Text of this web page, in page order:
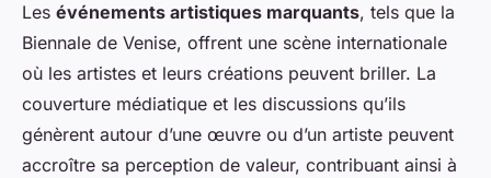
Les événements artistiques marquants, tels que la
Biennale de Venise, offrent une scène internationale
où les artistes et leurs créations peuvent briller. La
couverture médiatique et les discussions qu’ils
génèrent autour d’une œuvre ou d’un artiste peuvent
accroître sa perception de valeur, contribuant ainsi à